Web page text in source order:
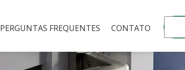
PERGUNTAS FREQUENTES CONTATO